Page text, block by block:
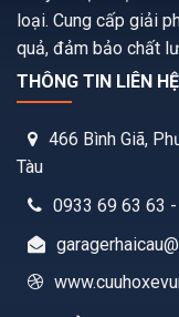
loại. Cung cấp giải
quả, đảm bảo chất
THÔNG TIN LIÊN HỆ
466 Bình Giã,
Tàu
0933 69 63 63